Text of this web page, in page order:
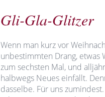
Gli-Gla-Glitzer
Wenn man kurz vor
unbestimmten Drang, etwas
zum sechsten Mal, und
halbwegs Neues einfällt.
dasselbe. Für uns